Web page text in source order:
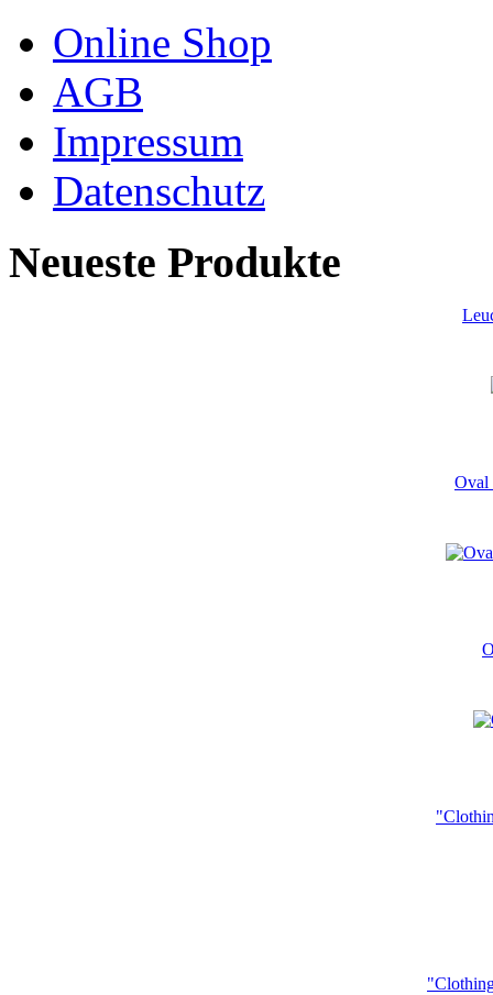
Online Shop
AGB
Impressum
Datenschutz
Neueste Produkte
Oval